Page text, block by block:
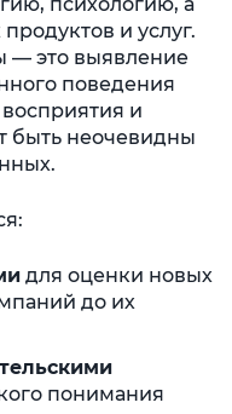
и услуг.
— это выявление
поведения
и
быть неочевидны
для оценки новых
до их
понимания